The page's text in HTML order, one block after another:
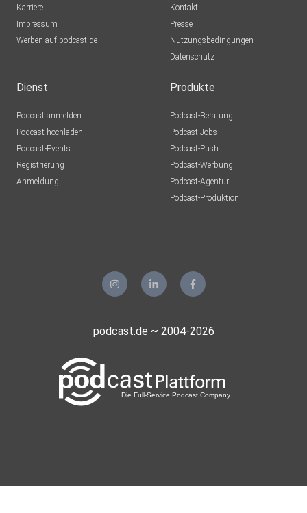
Karriere
Impressum
Werben auf podcast.de
Kontakt
Presse
Nutzungsbedingungen
Datenschutz
Dienst
Podcast anmelden
Podcast hochladen
Podcast-Events
Registrierung
Anmeldung
Produkte
Podcast-Beratung
Podcast-Jobs
Podcast-Push
Podcast-Werbung
Podcast-Agentur
Podcast-Produktion
podcast.de ~ 2004-2026